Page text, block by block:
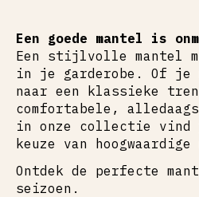
Een goede mantel is
Een stijlvolle mantel
in je garderobe. Of je
naar een klassieke
comfortabele,
in onze collectie vind
keuze van hoogwaardige
Ontdek de perfecte
seizoen.